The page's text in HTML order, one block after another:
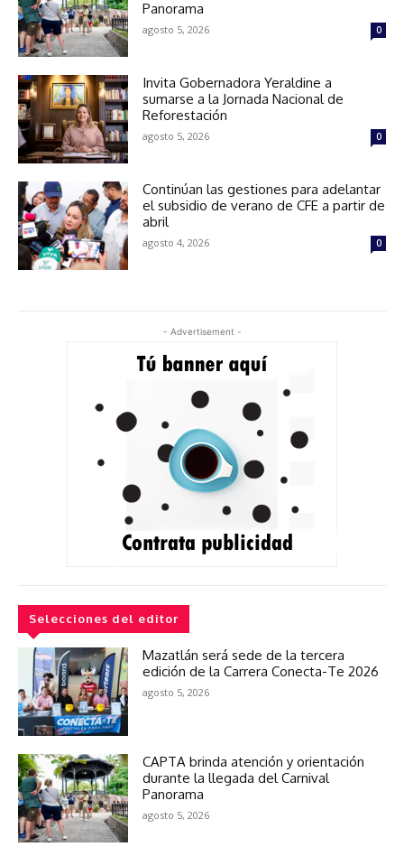
Panorama
agosto 5, 2026 0
Invita Gobernadora Yeraldine a
sumarse a la Jornada Nacional de
Reforestación
agosto 5, 2026 0
Continúan las gestiones para adelantar
el subsidio de verano de CFE a partir de
abril
agosto 4, 2026 0
- Advertisement -
Selecciones del editor
Mazatlán será sede de la tercera
edición de la Carrera Conecta-Te 2026
agosto 5, 2026
CAPTA brinda atención y orientación
durante la llegada del Carnival
Panorama
agosto 5, 2026